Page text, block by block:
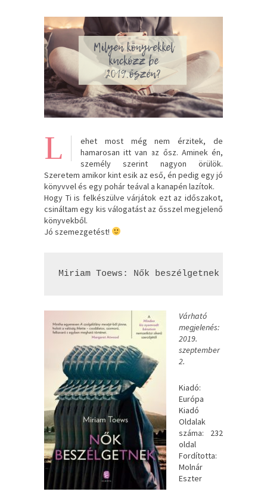
L
ehet most még nem érzitek, de
hamarosan itt van az ősz. Aminek én,
személy szerint nagyon örülök.
Szeretem amikor kint esik az eső, én pedig egy jó
könyvvel és egy pohár teával a kanapén lazítok.
Hogy Ti is felkészülve várjátok ezt az időszakot,
csináltam egy kis válogatást az ősszel megjelenő
könyvekből.
Jó szemezgetést!
Miriam Toews: Nők beszélgetnek
Várható
megjelenés:
2019.
szeptember
2.
Kiadó:
Európa
Kiadó
Oldalak
száma: 232
oldal
Fordította:
Molnár
Eszter